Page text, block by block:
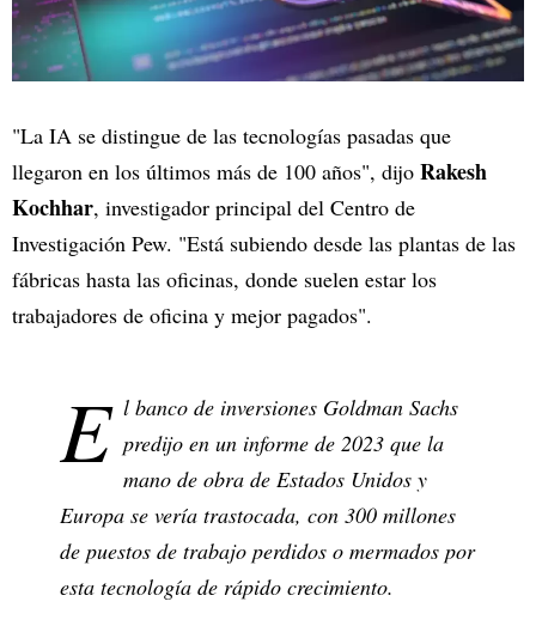
"La IA se distingue de las tecnologías pasadas que
llegaron en los últimos más de 100 años", dijo Rakesh
Kochhar, investigador principal del Centro de
Investigación Pew. "Está subiendo desde las plantas de las
fábricas hasta las oficinas, donde suelen estar los
trabajadores de oficina y mejor pagados".
E l banco de inversiones Goldman Sachs
predijo en un informe de 2023 que la
mano de obra de Estados Unidos y
Europa se vería trastocada, con 300 millones
de puestos de trabajo perdidos o mermados por
esta tecnología de rápido crecimiento.